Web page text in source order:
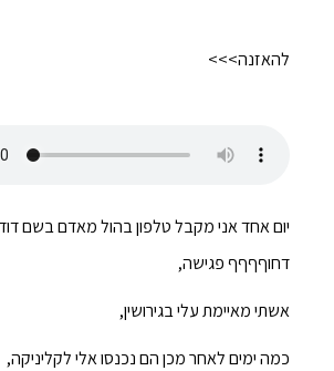
להאזנה>>>
יום אחד אני מקבל טלפון בהול מאדם בשם
דחוףףףף פגישה,
אשתי מאיימת עלי בגירושין,
כמה ימים לאחר מכן הם נכנסו אלי לקליניקה,